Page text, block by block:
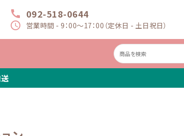
call 092-518-0644
schedule 営業時間 - 9：00～17：00（定休日 - 土日祝日）